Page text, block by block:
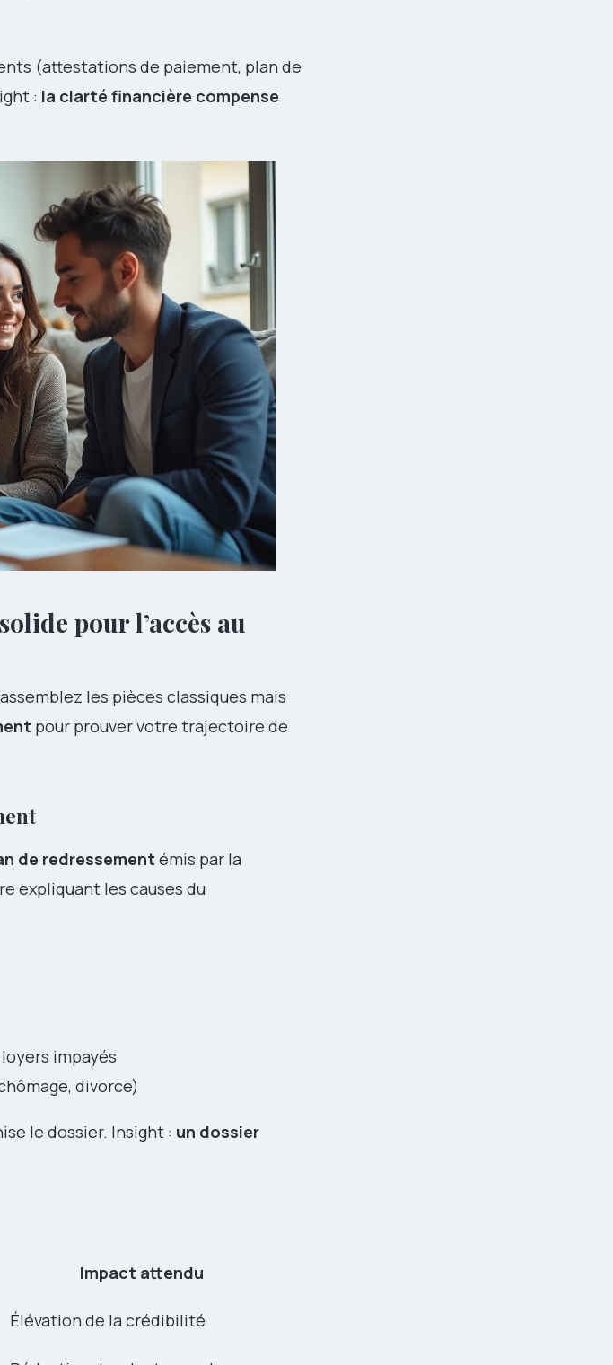
(attestations de paiement, plan de
: la clarté financière compense
pour l’accès au
les pièces classiques mais
pour prouver votre trajectoire de
de redressement émis par la
expliquant les causes du
impayés
divorce)
le dossier. Insight : un dossier
Impact attendu
Élévation de la crédibilité